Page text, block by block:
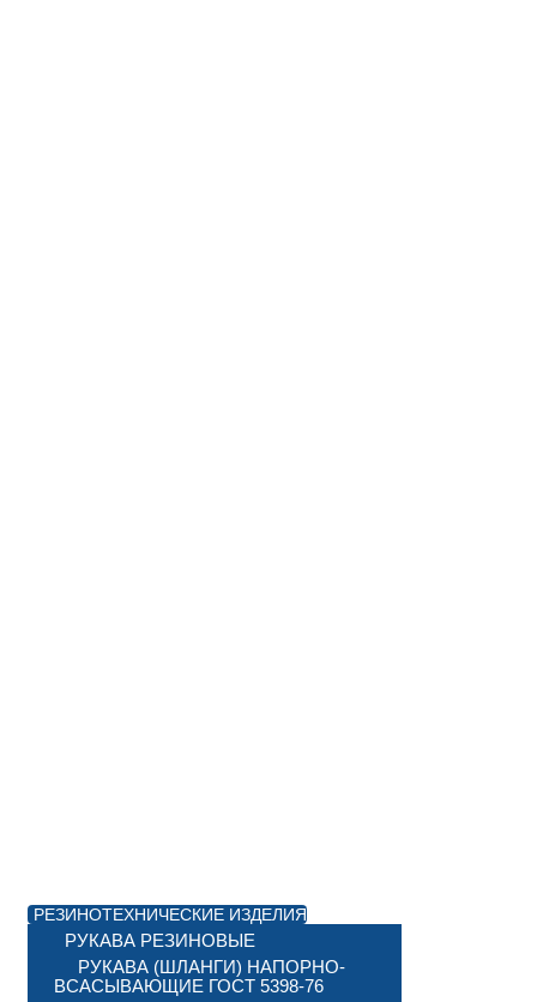
РЕЗИНОТЕХНИЧЕСКИЕ ИЗДЕЛИЯ
РУКАВА РЕЗИНОВЫЕ
РУКАВА (ШЛАНГИ) НАПОРНО-
ВСАСЫВАЮЩИЕ ГОСТ 5398-76